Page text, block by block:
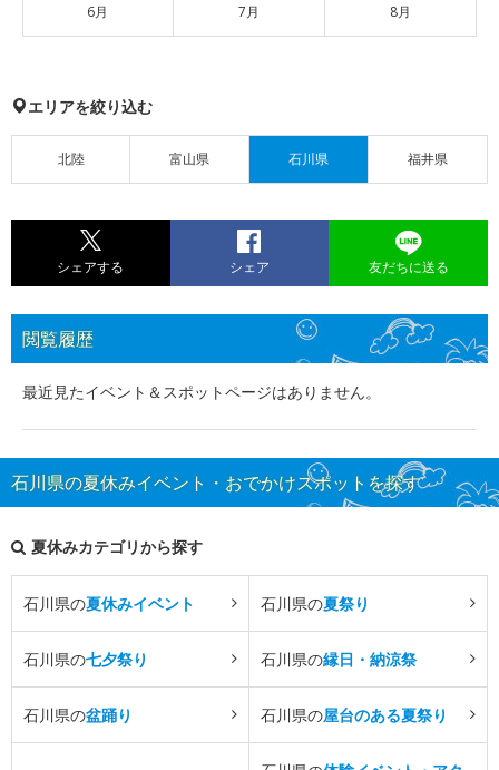
6月 7月 8月
エリアを絞り込む
北陸 富山県 石川県 福井県
シェアする シェア 友だちに送る
閲覧履歴
最近見たイベント＆スポットページはありません。
石川県の夏休みイベント・おでかけスポットを探す
夏休みカテゴリから探す
石川県の夏休みイベント 石川県の夏祭り
石川県の七夕祭り 石川県の縁日・納涼祭
石川県の盆踊り 石川県の屋台のある夏祭り